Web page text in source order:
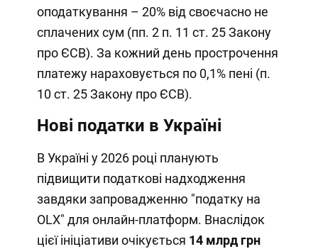
оподаткування – 20% від своєчасно не
сплачених сум (пп. 2 п. 11 ст. 25 Закону
про ЄСВ). За кожний день прострочення
платежу нараховується по 0,1% пені (п.
10 ст. 25 Закону про ЄСВ).
Нові податки в Україні
В Україні у 2026 році планують
підвищити податкові надходження
завдяки запровадженню "податку на
OLX" для онлайн-платформ. Внаслідок
цієї ініціативи очікується 14 млрд грн